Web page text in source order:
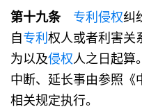
第十九条 专利 侵权纠
自专利 权人或者利害关
为以及侵权人之日起算
中断、延长事由参照《
相关规定执行。